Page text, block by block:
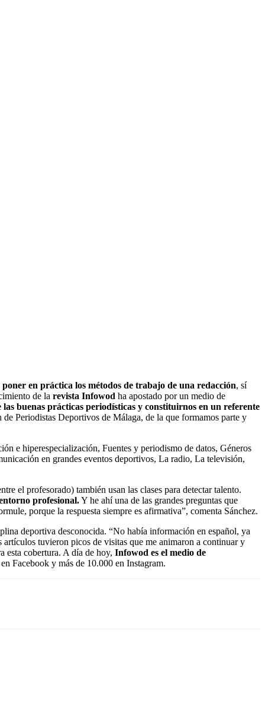
en práctica los métodos de trabajo de una redacción, sí
de la revista Infowod ha apostado por un medio de
buenas prácticas periodísticas y constituirnos en un referente
de Periodistas Deportivos de Málaga, de la que formamos parte y
e hiperespecialización, Fuentes y periodismo de datos, Géneros
en grandes eventos deportivos, La radio, La televisión,
el profesorado) también usan las clases para detectar talento.
profesional.Y he ahí una de las grandes preguntas que
porque la respuesta siempre es afirmativa”, comenta Sánchez.
deportiva desconocida. “No había información en español, ya
tuvieron picos de visitas que me animaron a continuar y
esta cobertura. A día de hoy, Infowod es el medio de
Facebook y más de 10.000 en Instagram.